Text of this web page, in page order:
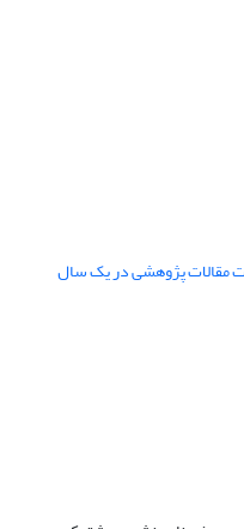
مقالات پژوهشی در یک سال